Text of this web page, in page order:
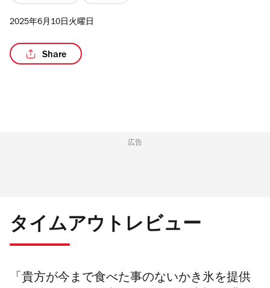
2025年6月10日火曜日
Share
広告
タイムアウトレビュー
「貴方が今まで食べた事のないかき氷を提供